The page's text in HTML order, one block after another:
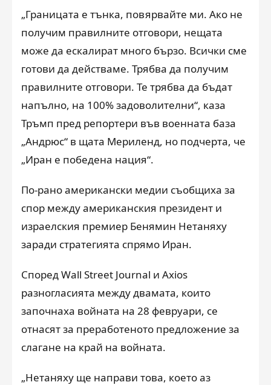
„Границата е тънка, повярвайте ми. Ако не
получим правилните отговори, нещата
може да ескалират много бързо. Всички сме
готови да действаме. Трябва да получим
правилните отговори. Те трябва да бъдат
напълно, на 100% задоволителни“, каза
Тръмп пред репортери във военната база
„Андрюс“ в щата Мериленд, но подчерта, че
„Иран е победена нация“.
По-рано американски медии съобщиха за
спор между американския президент и
израелския премиер Бенямин Нетаняху
заради стратегията спрямо Иран.
Според Wall Street Journal и Axios
разногласията между двамата, които
започнаха войната на 28 февруари, се
отнасят за преработеното предложение за
слагане на край на войната.
„Нетаняху ще направи това, което аз